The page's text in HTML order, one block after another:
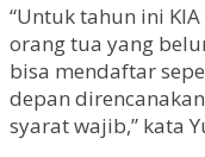
“Untuk tahun ini
orang tua yang
bisa mendaftar
depan
syarat wajib,” kata